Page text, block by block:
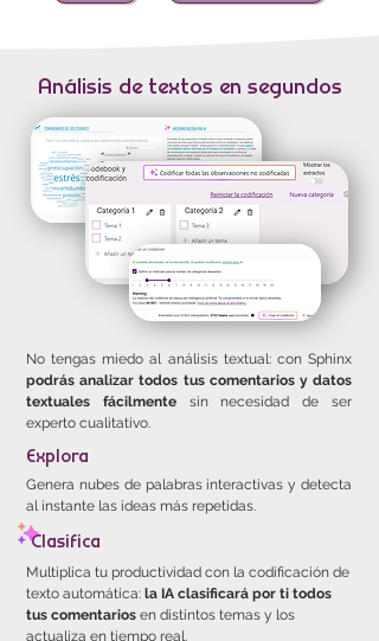
Análisis de textos en segundos
No tengas miedo al análisis textual: con Sphinx
podrás analizar todos tus comentarios y datos
textuales fácilmentesin necesidad de ser
experto cualitativo.
Explora
Genera nubes de palabras interactivas y detecta
al instante las ideas más repetidas.
Clasifica
Multiplica tu productividad con la codificación de
texto automática: la IA clasificará por ti todos
tus comentarios en distintos temas y los
actualiza en tiempo real.